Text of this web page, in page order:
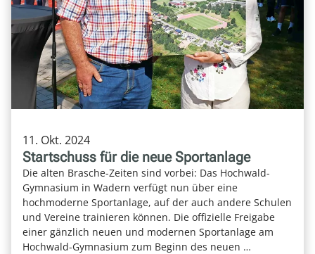
11. Okt. 2024
Startschuss für die neue Sportanlage
Die alten Brasche-Zeiten sind vorbei: Das Hochwald-
Gymnasium in Wadern verfügt nun über eine
hochmoderne Sportanlage, auf der auch andere Schulen
und Vereine trainieren können. Die offizielle Freigabe
einer gänzlich neuen und modernen Sportanlage am
Hochwald-Gymnasium zum Beginn des neuen …